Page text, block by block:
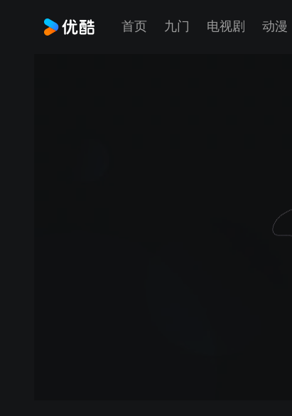
首页 九门 电视剧 动漫